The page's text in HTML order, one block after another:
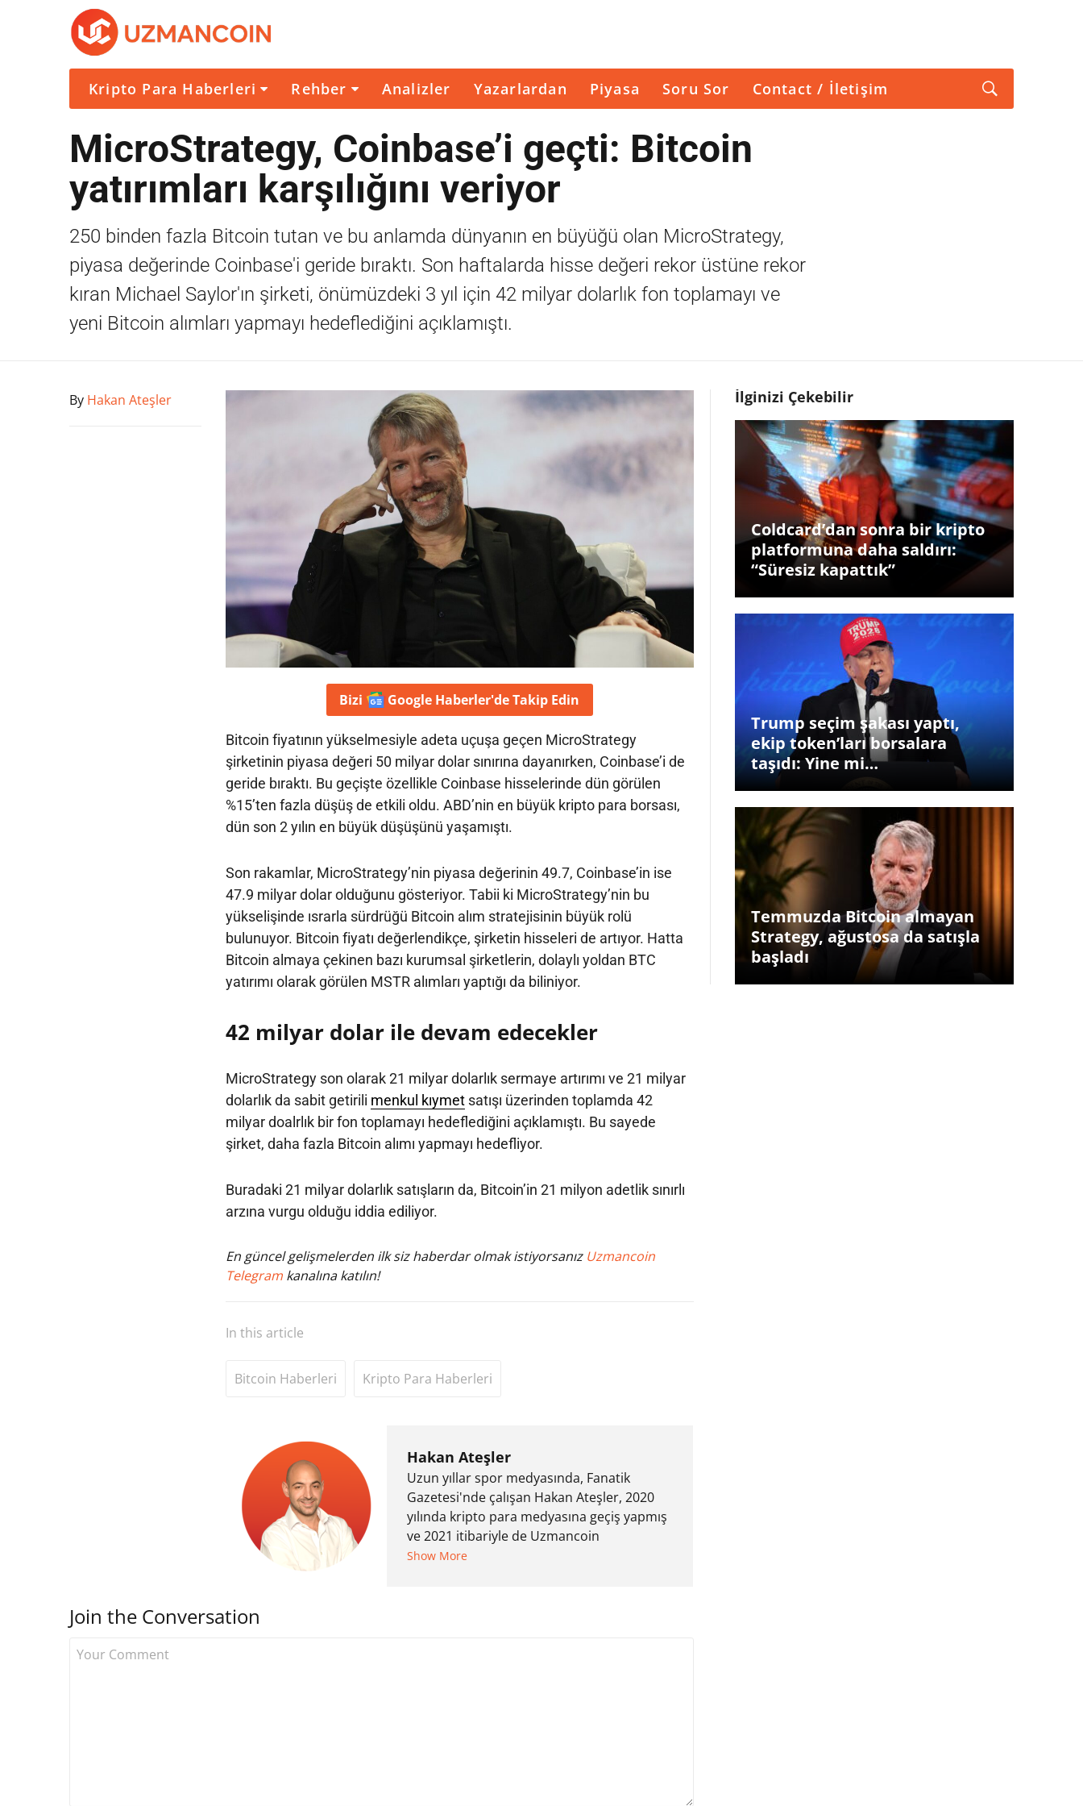
Kripto Para Haberleri Rehber Analizler Yazarlardan Piyasa Soru Sor Contact / İletişim
MicroStrategy, Coinbase’i geçti: Bitcoin
yatırımları karşılığını veriyor
250 binden fazla Bitcoin tutan ve bu anlamda dünyanın en büyüğü olan MicroStrategy,
piyasa değerinde Coinbase'i geride bıraktı. Son haftalarda hisse değeri rekor üstüne rekor
kıran Michael Saylor'ın şirketi, önümüzdeki 3 yıl için 42 milyar dolarlık fon toplamayı ve
yeni Bitcoin alımları yapmayı hedeflediğini açıklamıştı.
By Hakan Ateşler
Bizi Google Haberler'deTakip Edin
Bitcoin fiyatının yükselmesiyle adeta uçuşa geçen MicroStrategy
şirketinin piyasa değeri 50 milyar dolar sınırına dayanırken, Coinbase’i de
geride bıraktı. Bu geçişte özellikle Coinbase hisselerinde dün görülen
%15’ten fazla düşüş de etkili oldu. ABD’nin en büyük kripto para borsası,
dün son 2 yılın en büyük düşüşünü yaşamıştı.
Son rakamlar, MicroStrategy’nin piyasa değerinin 49.7, Coinbase’in ise
47.9 milyar dolar olduğunu gösteriyor. Tabii ki MicroStrategy’nin bu
yükselişinde ısrarla sürdrüğü Bitcoin alım stratejisinin büyük rolü
bulunuyor. Bitcoin fiyatı değerlendikçe, şirketin hisseleri de artıyor. Hatta
Bitcoin almaya çekinen bazı kurumsal şirketlerin, dolaylı yoldan BTC
yatırımı olarak görülen MSTR alımları yaptığı da biliniyor.
42 milyar dolar ile devam edecekler
MicroStrategy son olarak 21 milyar dolarlık sermaye artırımı ve 21 milyar
dolarlık da sabit getirili menkul kıymetsatışı üzerinden toplamda 42
milyar doalrlık bir fon toplamayı hedeflediğini açıklamıştı. Bu sayede
şirket, daha fazla Bitcoin alımı yapmayı hedefliyor.
Buradaki 21 milyar dolarlık satışların da, Bitcoin’in 21 milyon adetlik sınırlı
arzına vurgu olduğu iddia ediliyor.
En güncel gelişmelerden ilk siz haberdar olmak istiyorsanız Uzmancoin
Telegram kanalına katılın!
In this article
Bitcoin Haberleri Kripto Para Haberleri
Hakan Ateşler
Uzun yıllar spor medyasında, Fanatik
Gazetesi'nde çalışan Hakan Ateşler, 2020
yılında kripto para medyasına geçiş yapmış
ve 2021 itibariyle de Uzmancoin
bünyesinde çalışmaya başlamıştır. Notre
Show More
Join the Conversation
İlginizi Çekebilir
Coldcard’dan sonra bir kripto
platformuna daha saldırı:
“Süresiz kapattık”
Trump seçim şakası yaptı,
ekip token’ları borsalara
taşıdı: Yine mi…
Temmuzda Bitcoin almayan
Strategy, ağustosa da satışla
başladı